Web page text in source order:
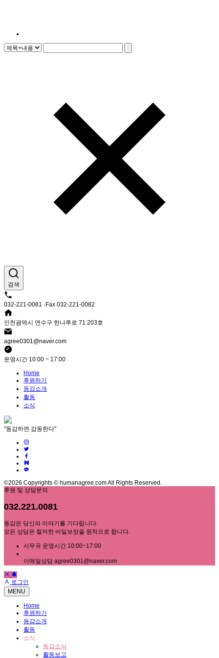
검색
032-221-0081 ·Fax 032-221-0082
인천광역시 연수구 한나루로 71 203호
agree0301@naver.com
운영시간 10:00 ~ 17:00
Home
후원하기
동감소개
활동
소식
"동감하면 감동한다"
©2026 Copyrights © humanagree.com All Rights Reserved.
후원 및 상담문의
032.221.0081
동감은 당신의 이야기를 기다립니다.
모든 상담은 철저한 비밀보장을 원칙으로 합니다.
사무국 운영시간 10:00~17:00
이메일상담 agree0301@naver.com
로그인
MENU
Home
후원하기
동감소개
활동
소식
동감소식
활동보고